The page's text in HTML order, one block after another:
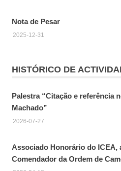
Nota de Pesar
2025-12-31
HISTÓRICO DE
Palestra “Citação e referência
Machado”
2026-07-27
Associado Honorário do ICEA,
Comendador da Ordem de